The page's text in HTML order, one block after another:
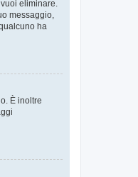
eliminare.
messaggio,
ha
È inoltre